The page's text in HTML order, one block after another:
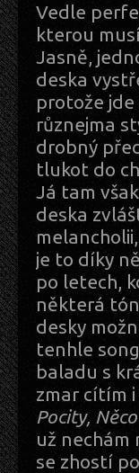
Vedle
kterou
Jasně,
deska
protože
různejma
drobný
tlukot do
Já tam
deska
je to díky
po letech,
některá
desky
tenhle
baladu s
zmar cítím i
Pocity,
už
se zhostí